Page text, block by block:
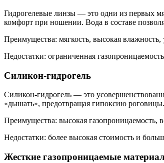
Гидрогелевые линзы — это одни из первых
комфорт при ношении. Вода в составе
Преимущества: мягкость, высокая
Недостатки: ограниченная
Силикон-гидрогель
Силикон-гидрогель — это
«дышать», предотвращая гипоксию роговицы.
Преимущества: высокая газопроницаемость,
Недостатки: более высокая стоимость и
Жесткие газопроницаемые